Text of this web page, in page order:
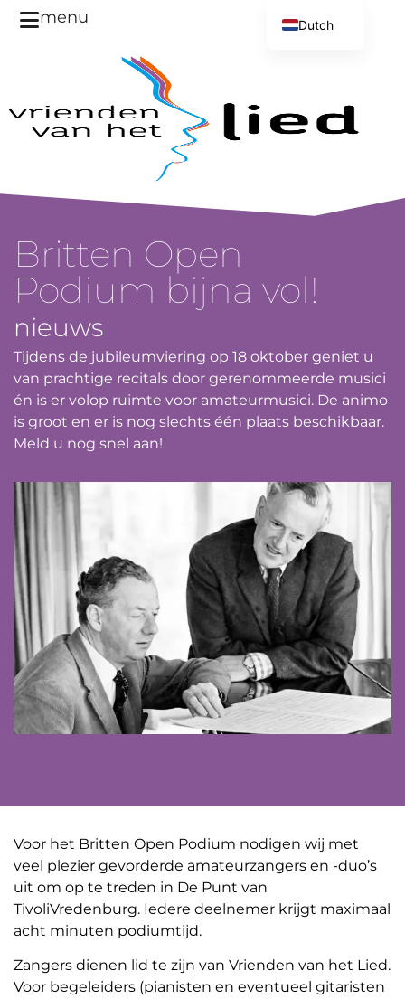
menu
Britten Open
Podium bijna vol!
nieuws
Tijdens de jubileumviering op 18 oktober geniet u
van prachtige recitals door gerenommeerde musici
én is er volop ruimte voor amateurmusici. De animo
is groot en er is nog slechts één plaats beschikbaar.
Meld u nog snel aan!
Voor het Britten Open Podium nodigen wij met
veel plezier gevorderde amateurzangers en -duo’s
uit om op te treden in De Punt van
TivoliVredenburg. Iedere deelnemer krijgt maximaal
acht minuten podiumtijd.
Zangers dienen lid te zijn van Vrienden van het Lied.
Voor begeleiders (pianisten en eventueel gitaristen
Dutch